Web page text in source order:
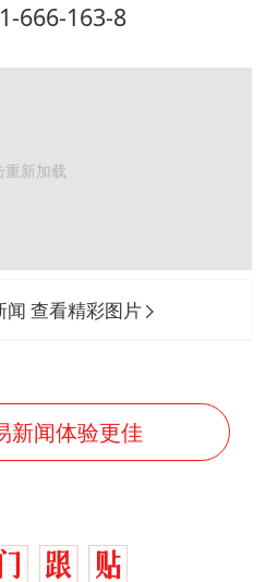
666-163-8
闻 查看精彩图片
新闻体验更佳